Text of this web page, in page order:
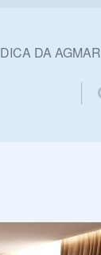
DICA DA AGMAR